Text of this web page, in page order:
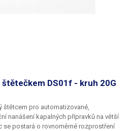
DS01f - kruh 20G
štětcem pro automatizované,
nanášení kapalných přípravků na větší
se postará o rovnoměrné rozprostření